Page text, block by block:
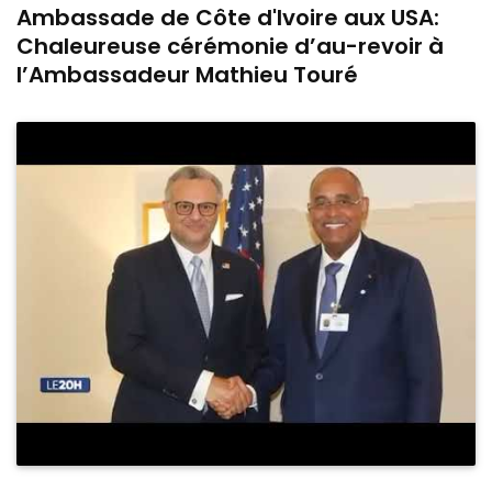
Ambassade de Côte d'Ivoire aux USA:
Chaleureuse cérémonie d’au-revoir à
l’Ambassadeur Mathieu Touré